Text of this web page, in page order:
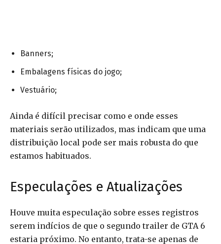
Banners;
Embalagens físicas do jogo;
Vestuário;
Ainda é difícil precisar como e onde esses
materiais serão utilizados, mas indicam que uma
distribuição local pode ser mais robusta do que
estamos habituados.
Especulações e Atualizações
Houve muita especulação sobre esses registros
serem indícios de que o segundo trailer de GTA 6
estaria próximo. No entanto, trata-se apenas de